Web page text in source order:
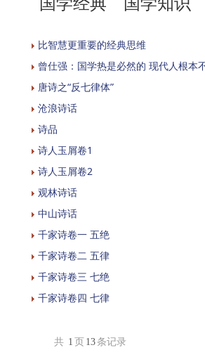
比智慧更重要的经典思维
曾仕强：国学热是必然的 现代人根本
唐诗之“反七律体”
沧浪诗话
诗品
诗人玉屑卷1
诗人玉屑卷2
观林诗话
中山诗话
千家诗卷一 五绝
千家诗卷二 五律
千家诗卷三 七绝
千家诗卷四 七律
共 1 页 13 条记录